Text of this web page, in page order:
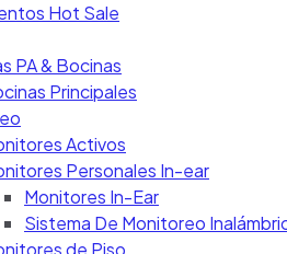
Hot Sale
PA & Bocinas
Principales
Activos
Personales In-ear
Monitores In-Ear
Sistema De Monitoreo
de Piso